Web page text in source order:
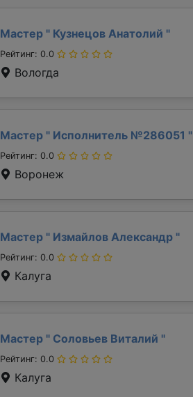
Мастер " Кузнецов Анатолий "
Рейтинг: 0.0
Вологда
Мастер " Исполнитель №286051 "
Рейтинг: 0.0
Воронеж
Мастер " Измайлов Александр "
Рейтинг: 0.0
Калуга
Мастер " Соловьев Виталий "
Рейтинг: 0.0
Калуга